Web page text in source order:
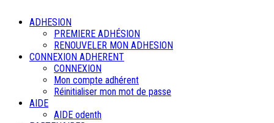
ADHESION
PREMIERE ADHÉSION
RENOUVELER MON ADHESION
CONNEXION ADHERENT
CONNEXION
Mon compte adhérent
Réinitialiser mon mot de passe
AIDE
AIDE odenth